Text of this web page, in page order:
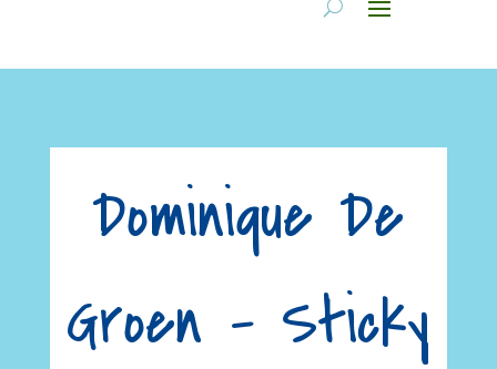
Dominique De
Groen – Sticky